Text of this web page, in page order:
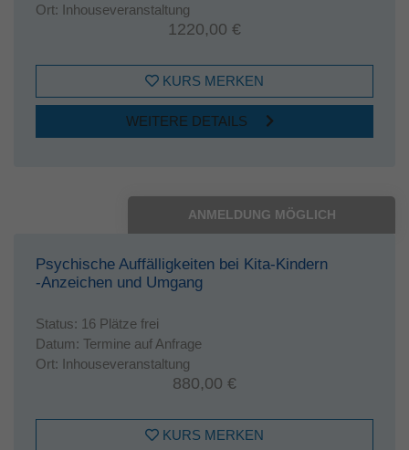
Ort: Inhouseveranstaltung
1220,00 €
KURS MERKEN
WEITERE DETAILS
ANMELDUNG MÖGLICH
Psychische Auffälligkeiten bei Kita-Kindern
-Anzeichen und Umgang
Status: 16 Plätze frei
Datum: Termine auf Anfrage
Ort: Inhouseveranstaltung
880,00 €
KURS MERKEN